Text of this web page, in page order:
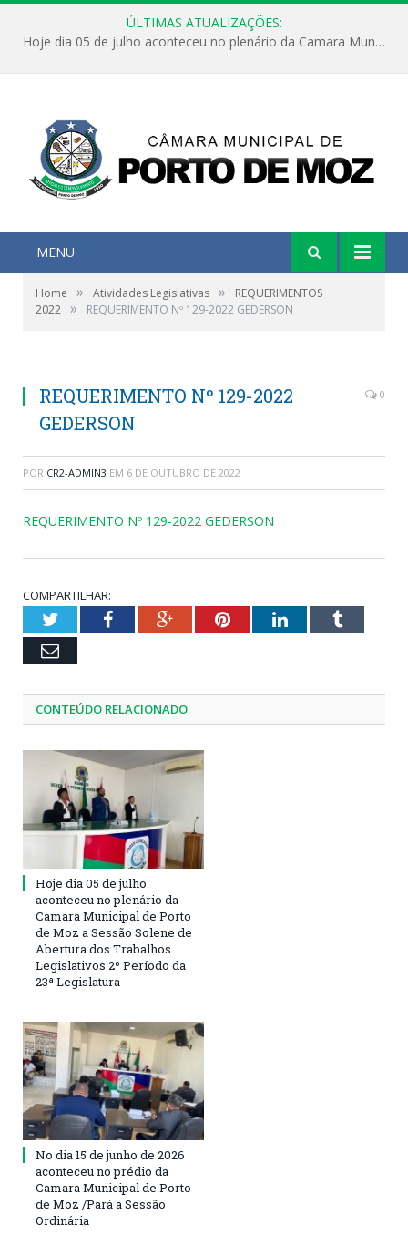
ÚLTIMAS ATUALIZAÇÕES:
Hoje dia 05 de julho aconteceu no plenário da Camara Municipal de Porto de Moz a Sessão Solene de Abertura dos Trabalhos Legislativos 2º Período da 23ª Legislatura
MENU
Home » Atividades Legislativas »
REQUERIMENTOS
2022 » REQUERIMENTO Nº 129-2022 GEDERSON
REQUERIMENTO Nº 129-2022
GEDERSON
0
POR CR2-ADMIN3 EM 6 DE OUTUBRO DE 2022
REQUERIMENTO Nº 129-2022 GEDERSON
COMPARTILHAR:
TwitterFacebookGoogle+PinterestLinkedInTumblr
Email
CONTEÚDO RELACIONADO
Hoje dia 05 de julho
aconteceu no plenário da
Camara Municipal de Porto
de Moz a Sessão Solene de
Abertura dos Trabalhos
Legislativos 2º Período da
23ª Legislatura
No dia 15 de junho de 2026
aconteceu no prédio da
Camara Municipal de Porto
de Moz /Pará a Sessão
Ordinária